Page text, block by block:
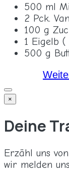
500 ml
2 Pck.
100 g
1 Eigelb
500 g
×
Deine
Erzähl uns
wir melden